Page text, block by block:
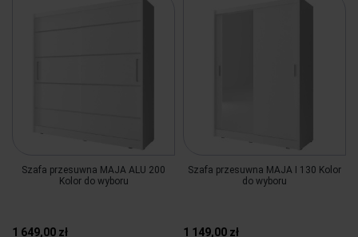
Szafa przesuwna MAJA ALU 200
Kolor do wyboru
1 649,00 zł
Szafa przesuwna MAJA I 130 Kolor
do wyboru
1 149,00 zł